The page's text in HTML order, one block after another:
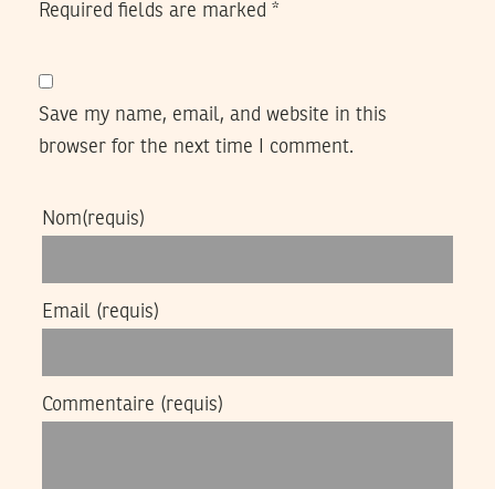
Required fields are marked *
Save my name, email, and website in this
browser for the next time I comment.
Nom(requis)
Email (requis)
Commentaire (requis)